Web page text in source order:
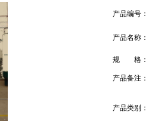
产品编号：
产品名称：
规 格：
产品备注：
产品类别：